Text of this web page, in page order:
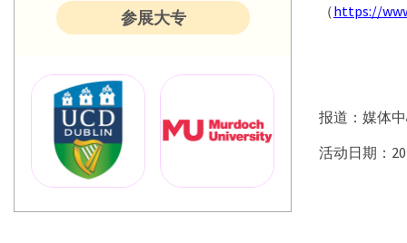
（https://
报道：媒体
活动日期：
参展大专